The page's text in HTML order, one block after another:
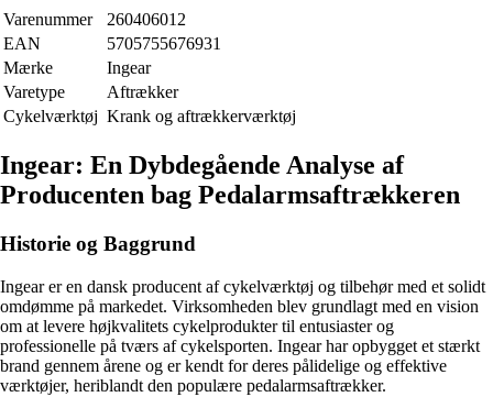
Varenummer
260406012
EAN
5705755676931
Mærke
Ingear
Varetype
Aftrækker
Cykelværktøj Krank og aftrækkerværktøj
Ingear: En Dybdegående Analyse af
Producenten bag Pedalarmsaftrækkeren
Historie og Baggrund
Ingear er en dansk producent af cykelværktøj og tilbehør med et solidt
omdømme på markedet. Virksomheden blev grundlagt med en vision
om at levere højkvalitets cykelprodukter til entusiaster og
professionelle på tværs af cykelsporten. Ingear har opbygget et stærkt
brand gennem årene og er kendt for deres pålidelige og effektive
værktøjer, heriblandt den populære pedalarmsaftrækker.